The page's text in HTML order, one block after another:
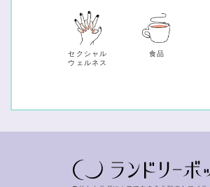
セクシャル
ウェルネス
食品